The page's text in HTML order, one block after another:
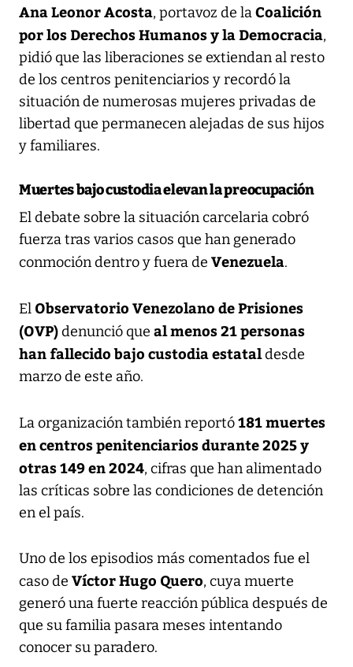
Ana Leonor Acosta, portavoz de laCoalición
por los Derechos Humanos y la Democracia,
pidió que las liberaciones se extiendan al resto
de los centros penitenciarios y recordó la
situación de numerosas mujeres privadas de
libertad que permanecen alejadas de sus hijos
y familiares.
Muertes bajo custodia elevan la preocupación
El debate sobre la situación carcelaria cobró
fuerza tras varios casos que han generado
conmoción dentro y fuera de Venezuela.
El Observatorio Venezolano de Prisiones
(OVP)denunció que al menos 21 personas
han fallecido bajo custodia estataldesde
marzo de este año.
La organización también reportó181 muertes
en centros penitenciarios durante 2025 y
otras 149 en 2024, cifras que han alimentado
las críticas sobre las condiciones de detención
en el país.
Uno de los episodios más comentados fue el
caso de Víctor Hugo Quero, cuya muerte
generó una fuerte reacción pública después de
que su familia pasara meses intentando
conocer su paradero.